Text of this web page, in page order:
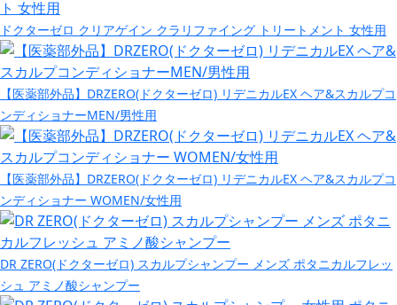
ドクターゼロ クリアゲイン クラリファイング トリートメント 女性用
【医薬部外品】DRZERO(ドクターゼロ) リデニカルEX ヘア&スカルプコ
ンディショナーMEN/男性用
【医薬部外品】DRZERO(ドクターゼロ) リデニカルEX ヘア&スカルプコ
ンディショナー WOMEN/女性用
DR ZERO(ドクターゼロ) スカルプシャンプー メンズ ポタニカルフレッ
シュ アミノ酸シャンプー